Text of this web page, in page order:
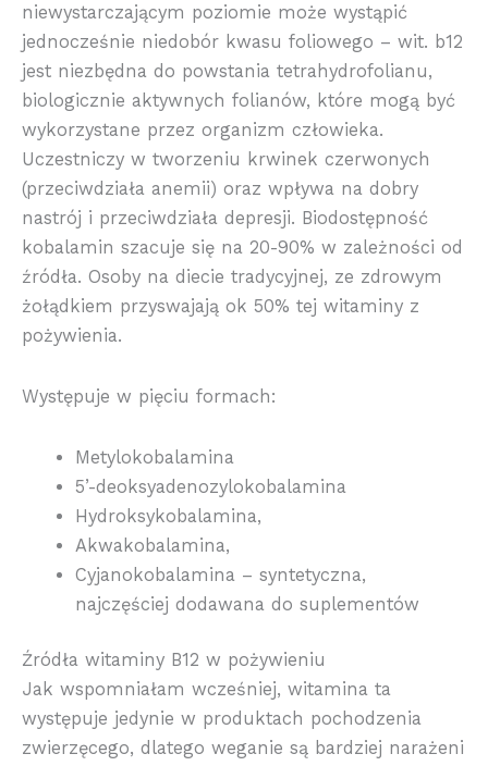
niewystarczającym poziomie może wystąpić
jednocześnie niedobór kwasu foliowego – wit. b12
jest niezbędna do powstania tetrahydrofolianu,
biologicznie aktywnych folianów, które mogą być
wykorzystane przez organizm człowieka.
Uczestniczy w tworzeniu krwinek czerwonych
(przeciwdziała anemii) oraz wpływa na dobry
nastrój i przeciwdziała depresji. Biodostępność
kobalamin szacuje się na 20-90% w zależności od
źródła. Osoby na diecie tradycyjnej, ze zdrowym
żołądkiem przyswajają ok 50% tej witaminy z
pożywienia.
Występuje w pięciu formach:
Metylokobalamina
5’-deoksyadenozylokobalamina
Hydroksykobalamina,
Akwakobalamina,
Cyjanokobalamina – syntetyczna,
najczęściej dodawana do suplementów
Źródła witaminy B12 w pożywieniu
Jak wspomniałam wcześniej, witamina ta
występuje jedynie w produktach pochodzenia
zwierzęcego, dlatego weganie są bardziej narażeni